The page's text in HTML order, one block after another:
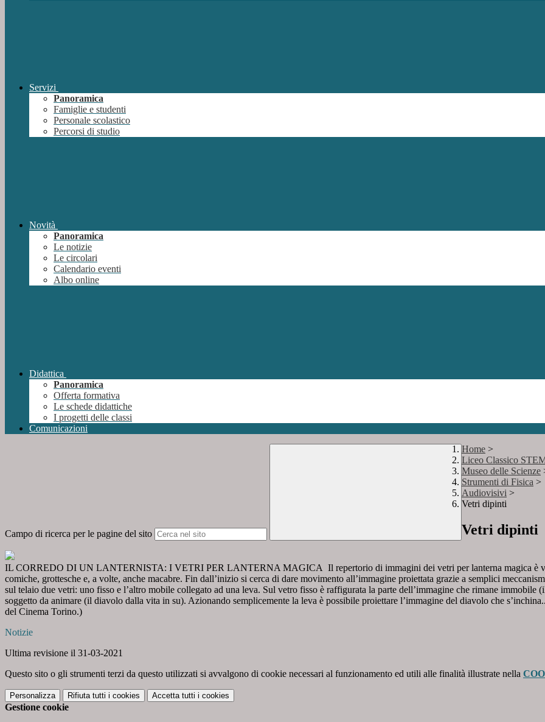
Servizi
Panoramica
Famiglie e studenti
Personale scolastico
Percorsi di studio
Novità
Panoramica
Le notizie
Le circolari
Calendario eventi
Albo online
Didattica
Panoramica
Offerta formativa
Le schede didattiche
I progetti delle classi
Comunicazioni
Campo di ricerca per le pagine del sito
Home >
Liceo Classico
Museo delle Scienze
Strumenti di Fisica >
Audiovisivi >
Vetri dipinti
Vetri dipinti
IL CORREDO DI UN LANTERNISTA: I VETRI PER LANTERNA MAGICA Il repertorio di immagini dei vetri per lanterna magica è
comiche, grottesche e, a volte, anche macabre. Fin dall’inizio si cerca di dare movimento all’immagine proiettata grazie a semplici
sul telaio due vetri: uno fisso e l’altro mobile collegato ad una leva. Sul vetro fisso è raffigurata la parte dell’immagine che rimane
soggetto da animare (il diavolo dalla vita in su). Azionando semplicemente la leva è possibile proiettare l’immagine del diavolo che
del Cinema Torino.)
Notizie
Ultima revisione il 31-03-2021
Questo sito o gli strumenti terzi da questo utilizzati si avvalgono di cookie necessari al funzionamento ed utili alle finalità illustrate nella
Personalizza Rifiuta tutti i cookies Accetta tutti i cookies
Gestione cookie